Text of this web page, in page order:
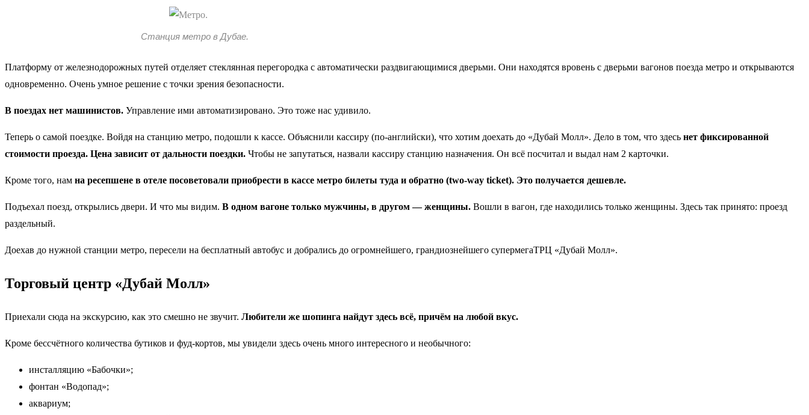
Станция метро в Дубае.
Платформу от железнодорожных путей отделяет стеклянная перегородка с автоматически раздвигающимися дверьми. Они находятся вровень с дверьми вагонов поезда метро и открываются
одновременно. Очень умное решение с точки зрения безопасности.
В поездах нет машинистов. Управление ими автоматизировано. Это тоже нас удивило.
Теперь о самой поездке. Войдя на станцию метро, подошли к кассе. Объяснили кассиру (по-английски), что хотим доехать до «Дубай Молл». Дело в том, что здесь нет фиксированной
стоимости проезда. Цена зависит от дальности поездки. Чтобы не запутаться, назвали кассиру станцию назначения. Он всё посчитал и выдал нам 2 карточки.
Кроме того, нам на ресепшене в отеле посоветовали приобрести в кассе метро билеты туда и обратно (two-way ticket). Это получается дешевле.
Подъехал поезд, открылись двери. И что мы видим. В одном вагоне только мужчины, в другом — женщины. Вошли в вагон, где находились только женщины. Здесь так принято: проезд
раздельный.
Доехав до нужной станции метро, пересели на бесплатный автобус и добрались до огромнейшего, грандиознейшего супермегаТРЦ «Дубай Молл».
Торговый центр «Дубай Молл»
Приехали сюда на экскурсию, как это смешно не звучит. Любители же шопинга найдут здесь всё, причём на любой вкус.
Кроме бессчётного количества бутиков и фуд-кортов, мы увидели здесь очень много интересного и необычного:
инсталляцию «Бабочки»;
фонтан «Водопад»;
аквариум;